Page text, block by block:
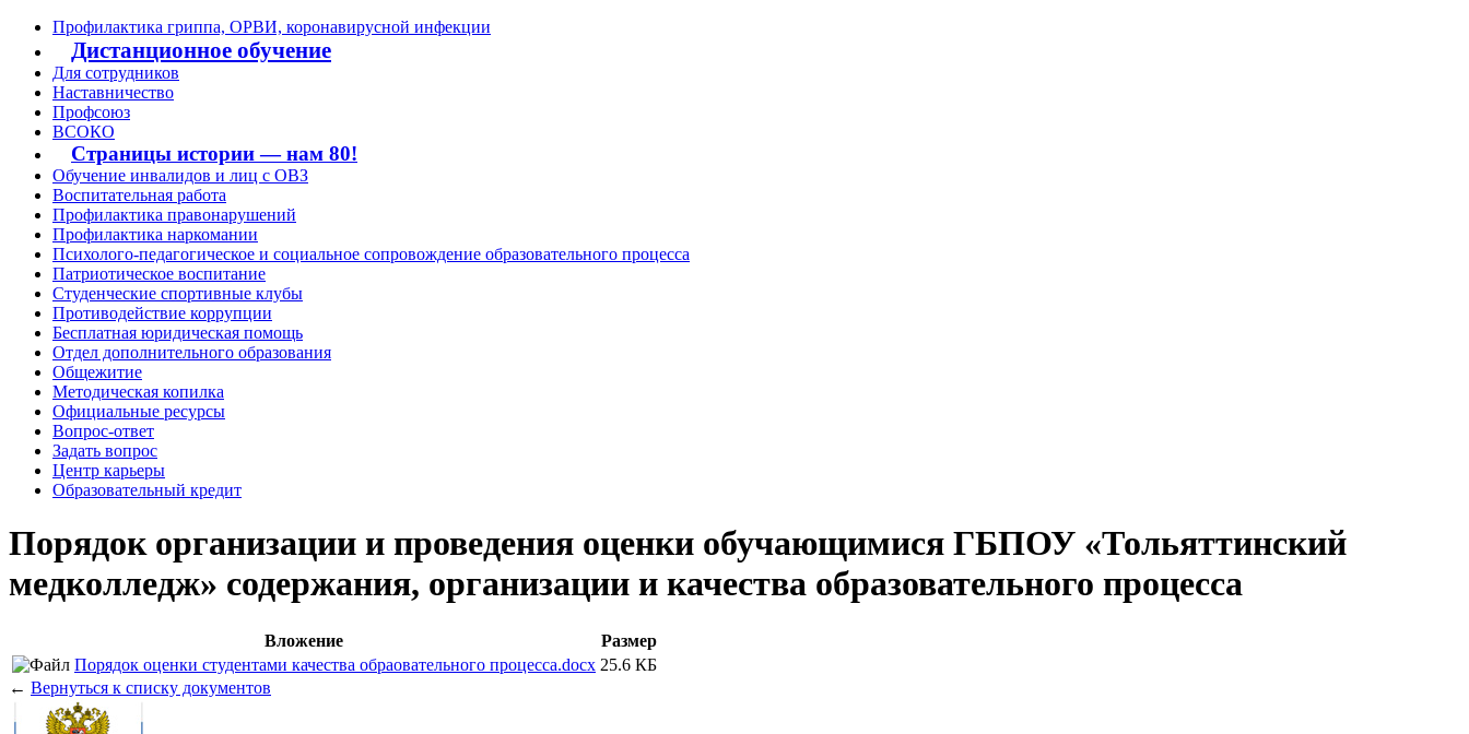
Профилактика гриппа, ОРВИ, коронавирусной инфекции
Дистанционное обучение
Для сотрудников
Наставничество
Профсоюз
ВСОКО
Страницы истории — нам 80!
Обучение инвалидов и лиц с ОВЗ
Воспитательная работа
Профилактика правонарушений
Профилактика наркомании
Психолого-педагогическое и социальное сопровождение образовательного процесса
Патриотическое воспитание
Студенческие спортивные клубы
Противодействие коррупции
Бесплатная юридическая помощь
Отдел дополнительного образования
Общежитие
Методическая копилка
Официальные ресурсы
Вопрос-ответ
Задать вопрос
Центр карьеры
Образовательный кредит
Порядок организации и проведения оценки обучающимися ГБПОУ «Тольяттинский
медколледж» содержания, организации и качества образовательного процесса
Вложение
Размер
Порядок оценки студентами качества обраовательного процесса.docx 25.6 КБ
← Вернуться к списку документов